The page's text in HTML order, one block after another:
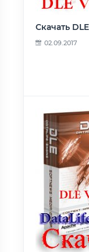
Скачать
02.09.2017